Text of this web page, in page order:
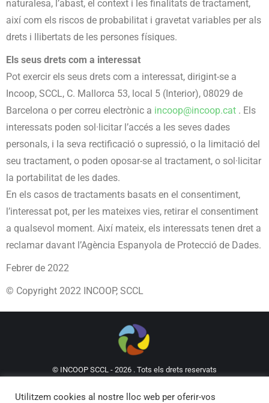
naturalesa, l’abast, el context i les finalitats de tractament,
així com els riscos de probabilitat i gravetat variables per als
drets i llibertats de les persones físiques.
Els seus drets com a interessat
Pot exercir els seus drets com a interessat, dirigint-se a
Incoop, SCCL, C. Mallorca 53, local 5 (Interior), 08029 de
Barcelona o per correu electrònic a incoop@incoop.cat . Els
interessats poden sol·licitar l’accés a les seves dades
personals, i la seva rectificació o supressió, o la limitació del
seu tractament, o poden oposar-se al tractament, o sol·licitar
la portabilitat de les dades.
En els casos de tractaments basats en el consentiment,
l’interessat pot, per les mateixes vies, retirar el consentiment
a qualsevol moment. Així mateix, els interessats tenen dret a
reclamar davant l’Agència Espanyola de Protecció de Dades.
Febrer de 2022
© Copyright 2022 INCOOP, SCCL
© INCOOP SCCL - 2026 . Tots els drets reservats
Local 5, 08029
Utilitzem cookies al nostre lloc web per oferir-vos